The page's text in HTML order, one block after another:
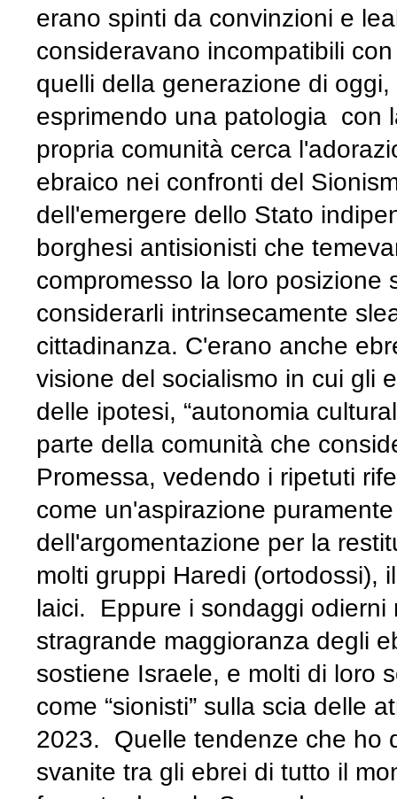
erano spinti da convinzioni e
consideravano incompatibili
quelli della generazione di
esprimendo una patologia con
propria comunità cerca
ebraico nei confronti del
dell'emergere dello Stato
borghesi antisionisti che
compromesso la loro posizione
considerarli intrinsecamente
cittadinanza. C'erano anche
visione del socialismo in cui gli
delle ipotesi, “autonomia
parte della comunità che
Promessa, vedendo i ripetuti
come un'aspirazione
dell'argomentazione per la
molti gruppi Haredi (ortodossi),
laici. Eppure i sondaggi odierni
stragrande maggioranza degli
sostiene Israele, e molti di loro
come “sionisti” sulla scia delle
2023. Quelle tendenze che ho
svanite tra gli ebrei di tutto il